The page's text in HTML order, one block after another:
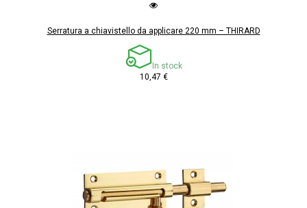
Serratura a chiavistello da applicare 220 mm – THIRARD
In stock
10,47 €